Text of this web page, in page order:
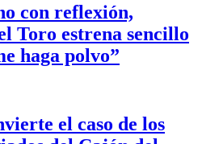
con reflexión,
Toro estrena sencillo
haga polvo”
el caso de los